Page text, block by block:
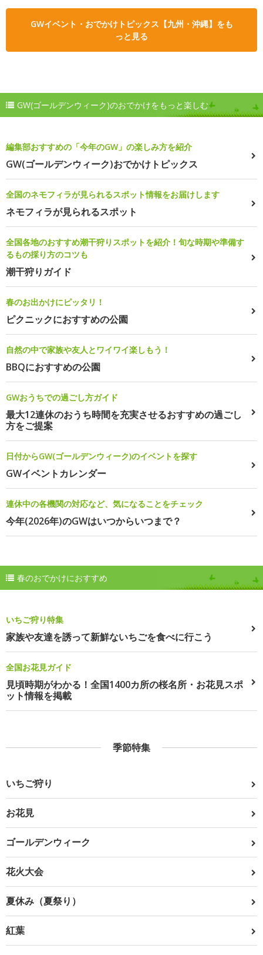
GWイベント・おでかけトピックス【九州・沖縄】をも
っと見る
GW(ゴールデンウィーク)のおでかけをもっと楽しむ
編集部おすすめの「今年のGW」の楽しみ方を紹介
GW(ゴールデンウィーク)おでかけトピックス
全国のネモフィラが見られるスポット情報をお届けします
ネモフィラが見られるスポット
全国各地のおすすめ潮干狩りスポットを紹介！旬な時期や準備す
るもの採り方のコツも
潮干狩りガイド
春のお出かけにピッタリ！
ピクニックにおすすめの公園
自然の中で家族や友人とワイワイ楽しもう！
BBQにおすすめの公園
GWおうちでの過ごし方ガイド
最大12連休のおうち時間を充実させるおすすめの過ごし
方をご提案
日付からGW(ゴールデンウィーク)のイベントを探す
GWイベントカレンダー
連休中の各機関の対応など、気になることをチェック
今年(2026年)のGWはいつからいつまで？
春のおでかけにおすすめ
いちご狩り特集
家族や友達を誘って新鮮ないちごを食べに行こう
全国お花見ガイド
見頃時期がわかる！全国1400カ所の桜名所・お花見スポ
ット情報を掲載
季節特集
いちご狩り
お花見
ゴールデンウィーク
花火大会
夏休み（夏祭り）
紅葉